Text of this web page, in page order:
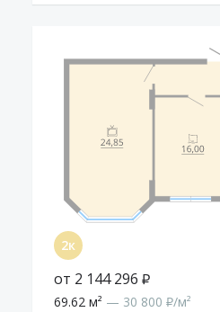
от 2 144 296 ₽
69.62 м² — 30 800 ₽/м²